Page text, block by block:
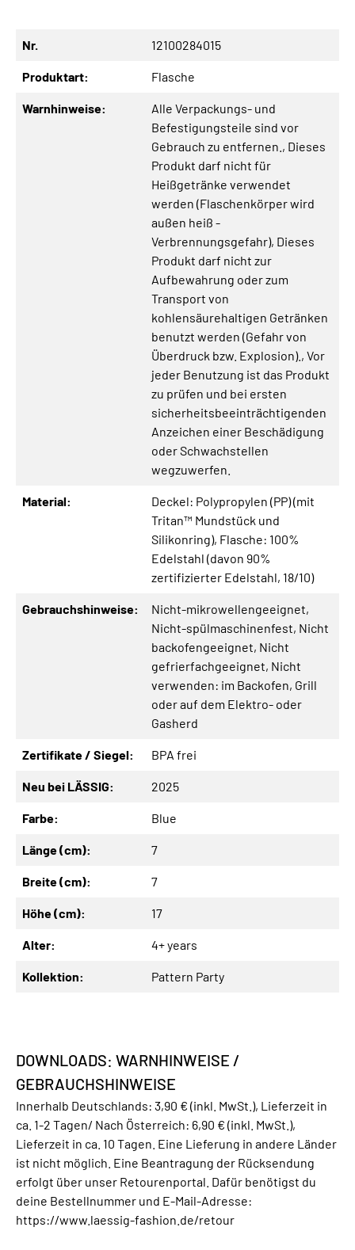
Nr. 12100284015
Produktart: Flasche
Warnhinweise:
Alle Verpackungs- und
Befestigungsteile sind vor
Gebrauch zu entfernen. , Dieses
Produkt darf nicht für
Heißgetränke verwendet
werden (Flaschenkörper wird
außen heiß -
Verbrennungsgefahr), Dieses
Produkt darf nicht zur
Aufbewahrung oder zum
Transport von
kohlensäurehaltigen Getränken
benutzt werden (Gefahr von
Überdruck bzw. Explosion). , Vor
jeder Benutzung ist das Produkt
zu prüfen und bei ersten
sicherheitsbeeinträchtigenden
Anzeichen einer Beschädigung
oder Schwachstellen
wegzuwerfen.
Material:
Deckel: Polypropylen (PP) (mit
Tritan™ Mundstück und
Silikonring), Flasche: 100%
Edelstahl (davon 90%
zertifizierter Edelstahl, 18/10)
Gebrauchshinweise: Nicht-mikrowellengeeignet,
Nicht-spülmaschinenfest, Nicht
backofengeeignet, Nicht
gefrierfachgeeignet, Nicht
verwenden: im Backofen, Grill
oder auf dem Elektro- oder
Gasherd
Zertifikate / Siegel: BPA frei
Neu bei LÄSSIG: 2025
Farbe: Blue
Länge (cm): 7
Breite (cm): 7
Höhe (cm): 17
Alter: 4+ years
Kollektion: Pattern Party
DOWNLOADS: WARNHINWEISE /
GEBRAUCHSHINWEISE
Innerhalb Deutschlands: 3,90 € (inkl. MwSt.), Lieferzeit in
ca. 1-2 Tagen/ Nach Österreich: 6,90 € (inkl. MwSt.),
Lieferzeit in ca. 10 Tagen. Eine Lieferung in andere Länder
ist nicht möglich. Eine Beantragung der Rücksendung
erfolgt über unser Retourenportal. Dafür benötigst du
deine Bestellnummer und E-Mail-Adresse:
https://www.laessig-fashion.de/retour